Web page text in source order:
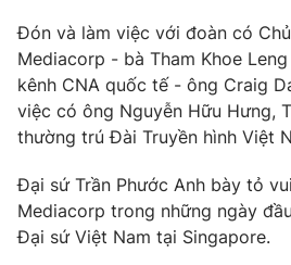
Câu chuyện quốc tế
Thị trường
Góc doanh nghiệp
Dữ liệu và đời sống
Truyền hình
Phim VTV
Hậu trường
Nhân vật
Giải trí
Điện ảnh
Âm nhạc
Đời sống
Đón và làm việc với đoàn có
Mediacorp - bà Tham Khoe
kênh CNA quốc tế - ông Craig
việc có ông Nguyễn Hữu Hưng,
thường trú Đài Truyền hình Việt
Đại sứ Trần Phước Anh bày tỏ
Mediacorp trong những ngày
Đại sứ Việt Nam tại Singapore.